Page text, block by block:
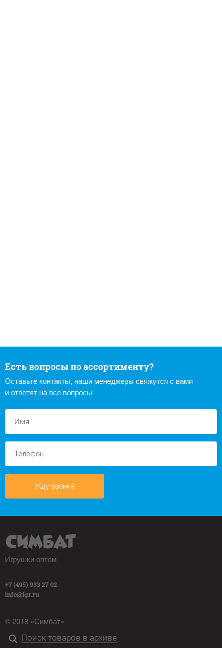
Есть вопросы по ассортименту?
Оставьте контакты, наши менеджеры свяжутся с вами
и ответят на все вопросы
Жду звонка
Игрушки оптом
+7 (495) 933 27 02
info@igr.ru
© 2018 «Симбат»